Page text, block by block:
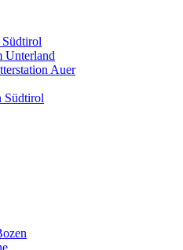
Unterland
Auer
Südtirol